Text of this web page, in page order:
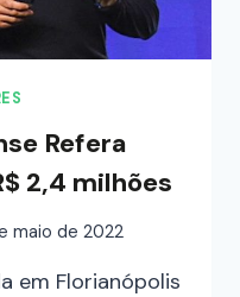
Refera
2,4 milhões
maio de 2022
em Florianópolis